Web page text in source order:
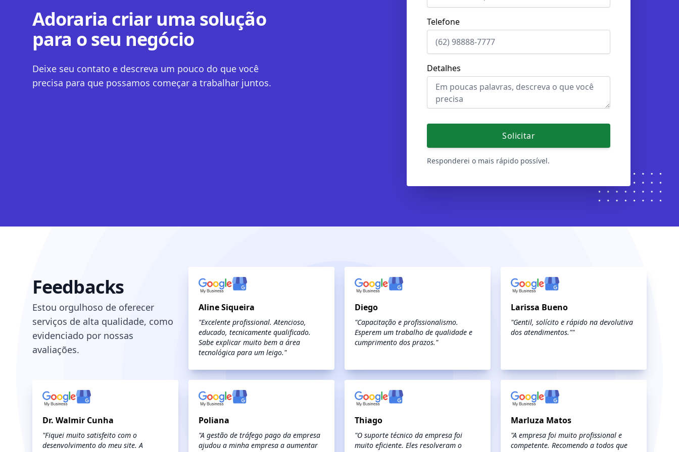
Adoraria criar uma solução
para o seu negócio
Deixe seu contato e descreva um pouco do que você
precisa para que possamos começar a trabalhar juntos.
Telefone
Detalhes
Solicitar
Responderei o mais rápido possível.
Feedbacks
Estou orgulhoso de oferecer
serviços de alta qualidade, como
evidenciado por nossas
avaliações.
Aline Siqueira
"Excelente profissional. Atencioso,
educado, tecnicamente qualificado.
Sabe explicar muito bem a área
tecnológica para um leigo."
Diego
"Capacitação e profissionalismo.
Esperem um trabalho de qualidade e
cumprimento dos prazos."
Larissa Bueno
"Gentil, solícito e rápido na devolutiva
dos atendimentos.""
Dr. Walmir Cunha
"Fiquei muito satisfeito com o
desenvolvimento do meu site. A
Poliana
"A gestão de tráfego pago da empresa
ajudou a minha empresa a aumentar
Thiago
"O suporte técnico da empresa foi
muito eficiente. Eles resolveram o
Marluza Matos
"A empresa foi muito profissional e
competente. Recomendo a todos que